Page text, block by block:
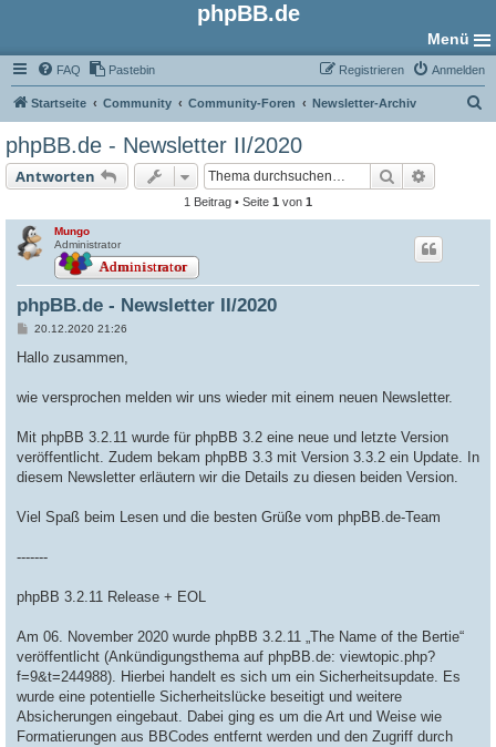
phpBB.de
Menü
FAQ Pastebin Anmelden
Registrieren
Startseite Community Community-Foren Newsletter-Archiv
phpBB.de - Newsletter II/2020
Antworten Suche
1 Beitrag • Seite 1 von 1
Mungo
Administrator
phpBB.de - Newsletter II/2020
B
i
a
20.12.2020 21:26
Hallo zusammen,
wie versprochen melden wir uns wieder mit einem neuen Newsletter.
Mit phpBB 3.2.11 wurde für phpBB 3.2 eine neue und letzte Version
veröffentlicht. Zudem bekam phpBB 3.3 mit Version 3.3.2 ein Update. In
diesem Newsletter erläutern wir die Details zu diesen beiden Version.
Viel Spaß beim Lesen und die besten Grüße vom phpBB.de-Team
-------
phpBB 3.2.11 Release + EOL
Am 06. November 2020 wurde phpBB 3.2.11 „The Name of the Bertie“
veröffentlicht (Ankündigungsthema auf phpBB.de: viewtopic.php?
f=9&t=244988). Hierbei handelt es sich um ein Sicherheitsupdate. Es
wurde eine potentielle Sicherheitslücke beseitigt und weitere
Absicherungen eingebaut. Dabei ging es um die Art und Weise wie
Formatierungen aus BBCodes entfernt werden und den Zugriff durch